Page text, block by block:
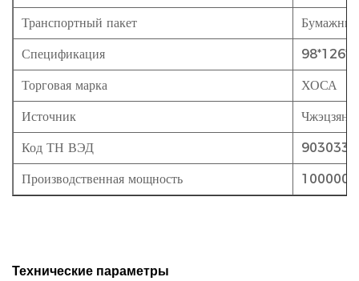
Транспортный пакет
Спецификация
Торговая марка ХОСА
Источник Чжэцзян
Код ТН ВЭД
Производственная мощность
Технические параметры